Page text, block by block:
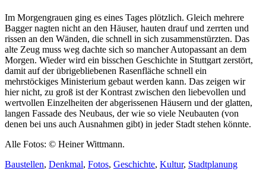
Im Morgengrauen ging es eines Tages plötzlich. Gleich mehrere
Bagger nagten nicht an den Häuser, hauten drauf und zerrten und
rissen an den Wänden, die schnell in sich zusammenstürzten. Das
alte Zeug muss weg dachte sich so mancher Autopassant an dem
Morgen. Wieder wird ein bisschen Geschichte in Stuttgart zerstört,
damit auf der übrigebliebenen Rasenfläche schnell ein
mehrstöckiges Ministerium gebaut werden kann. Das zeigen wir
hier nicht, zu groß ist der Kontrast zwischen den liebevollen und
wertvollen Einzelheiten der abgerissenen Häusern und der glatten,
langen Fassade des Neubaus, der wie so viele Neubauten (von
denen bei uns auch Ausnahmen gibt) in jeder Stadt stehen könnte.
Alle Fotos: © Heiner Wittmann.
Baustellen, Denkmal, Fotos, Geschichte, Kultur, Stadtplanung